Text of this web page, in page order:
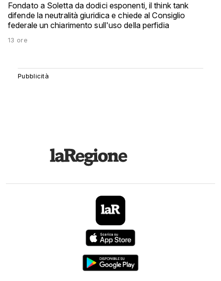
Fondato a Soletta da dodici esponenti, il think tank
difende la neutralità giuridica e chiede al Consiglio
federale un chiarimento sull'uso della perfidia
13 ore